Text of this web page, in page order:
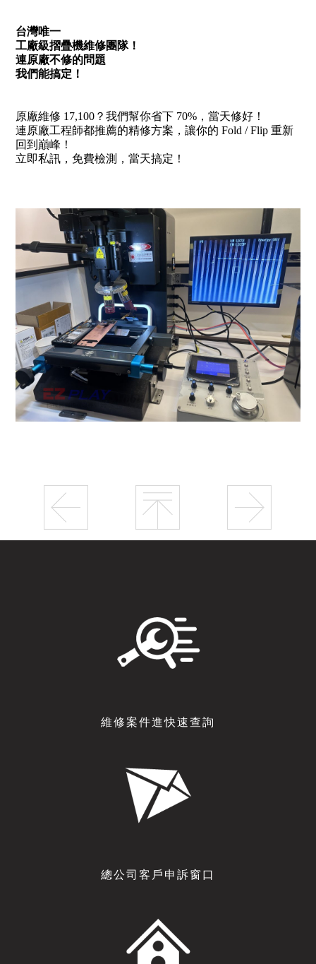
台灣唯一
工廠級摺疊機維修團隊！
連原廠不修的問題
我們能搞定！
原廠維修 17,100？我們幫你省下 70%，當天修好！
連原廠工程師都推薦的精修方案，讓你的 Fold / Flip 重新
回到巔峰！
立即私訊，免費檢測，當天搞定！
維修案件進快速查詢
總公司客戶申訴窗口